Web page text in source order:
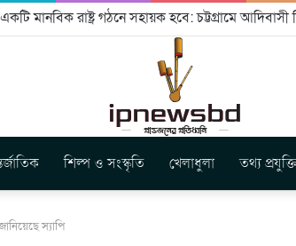
মানবিক রাষ্ট্র গঠনে সহায়ক হবে: চট্টগ্রামে
শিল্প ও সংস্কৃতি খেলাধুলা তথ্য প্রযুক্তি
স্যাপি